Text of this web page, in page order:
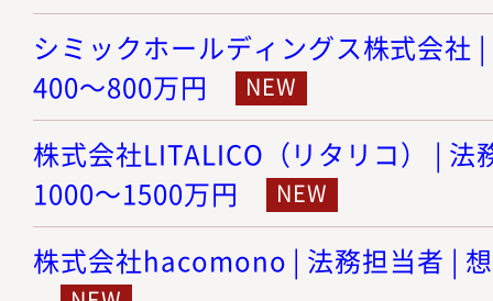
シミックホールディングス株式会社
400～800万円
株式会社LITALICO（リタリコ） | 法
1000～1500万円
株式会社hacomono | 法務担当者 |